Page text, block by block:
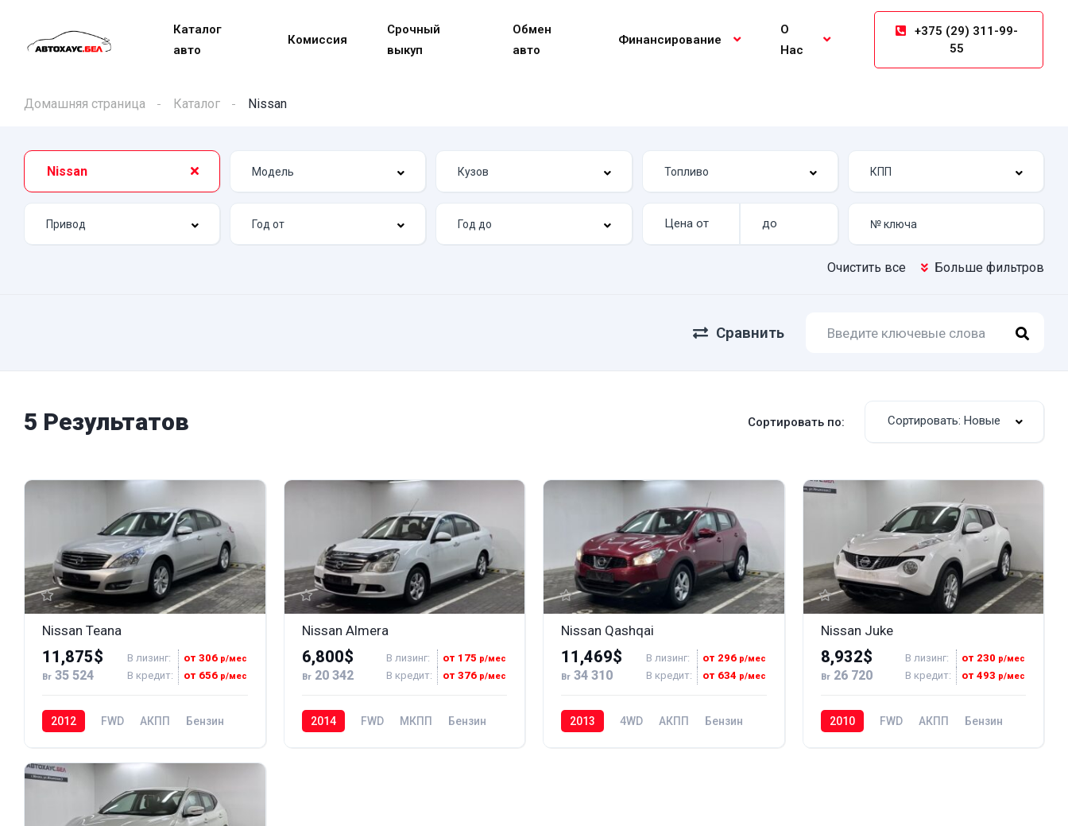
Каталог
авто
Комиссия
Срочный
выкуп
Обмен
авто
Финансирование
О
Нас
+375 (29) 311-99-
55
Домашняя страница Каталог Nissan
Nissan
Очистить все Больше фильтров
Сравнить
5 Результатов Сортировать по: Сортировать: Новые
Nissan Teana
11,875$
Br 35 524
В лизинг: от 306 р/мес
В кредит: от 656 р/мес
2012 FWD АКПП
Бензин
Nissan Almera
6,800$
Br20 342
В лизинг: от 175 р/мес
В кредит: от 376 р/мес
2014 FWD МКПП
Бензин
Nissan Qashqai
11,469$
Br 34 310
В лизинг: от 296 р/мес
В кредит: от 634 р/мес
2013 4WD АКПП
Бензин
Nissan Juke
8,932$
Br26 720
В лизинг: от 230 р/мес
В кредит: от 493 р/мес
2010 FWD АКПП
Бензин